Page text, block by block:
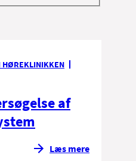
HØREKLINIKKEN
af
Læs mere